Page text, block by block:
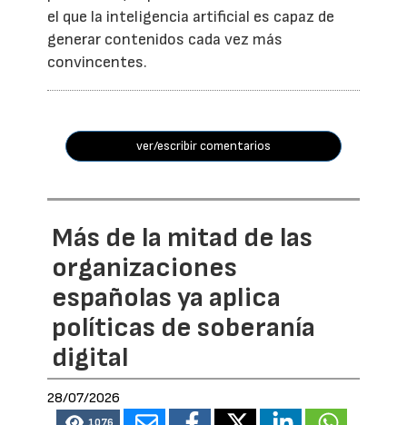
el que la inteligencia artificial es capaz de
generar contenidos cada vez más
convincentes.
ver/escribir comentarios
Más de la mitad de las
organizaciones
españolas ya aplica
políticas de soberanía
digital
28/07/2026